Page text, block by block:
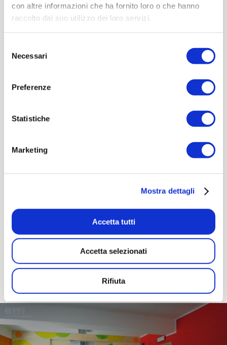
con altre informazioni che ha fornito loro o che hanno
raccolto dal suo utilizzo dei loro servizi.
delNecessari
Preferenze
Statistiche
Marketing
Mostra dettagli
Accetta tutti
Accetta selezionati
Rifiuta
Maggio 07, 2011
CLIENTE
ANNO: 2011
AUTORE: Enzo Rigamonti, Valentina Rigamonti